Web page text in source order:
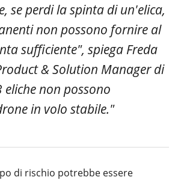
se perdi la spinta di un'elica,
non possono fornire al
sufficiente", spiega Freda
& Solution Manager di
eliche non possono
in volo stabile."
di rischio potrebbe essere